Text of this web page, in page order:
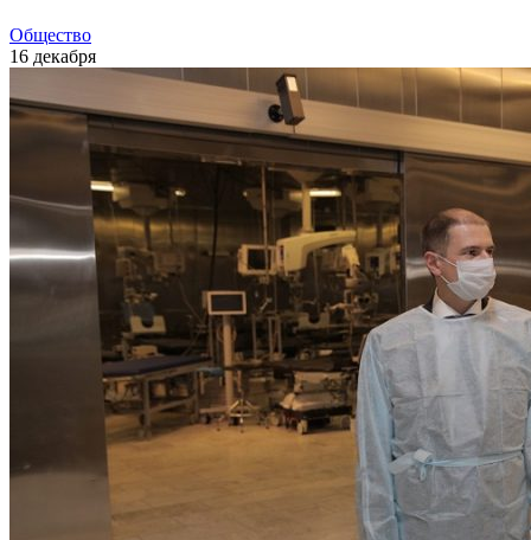
Общество
16 декабря